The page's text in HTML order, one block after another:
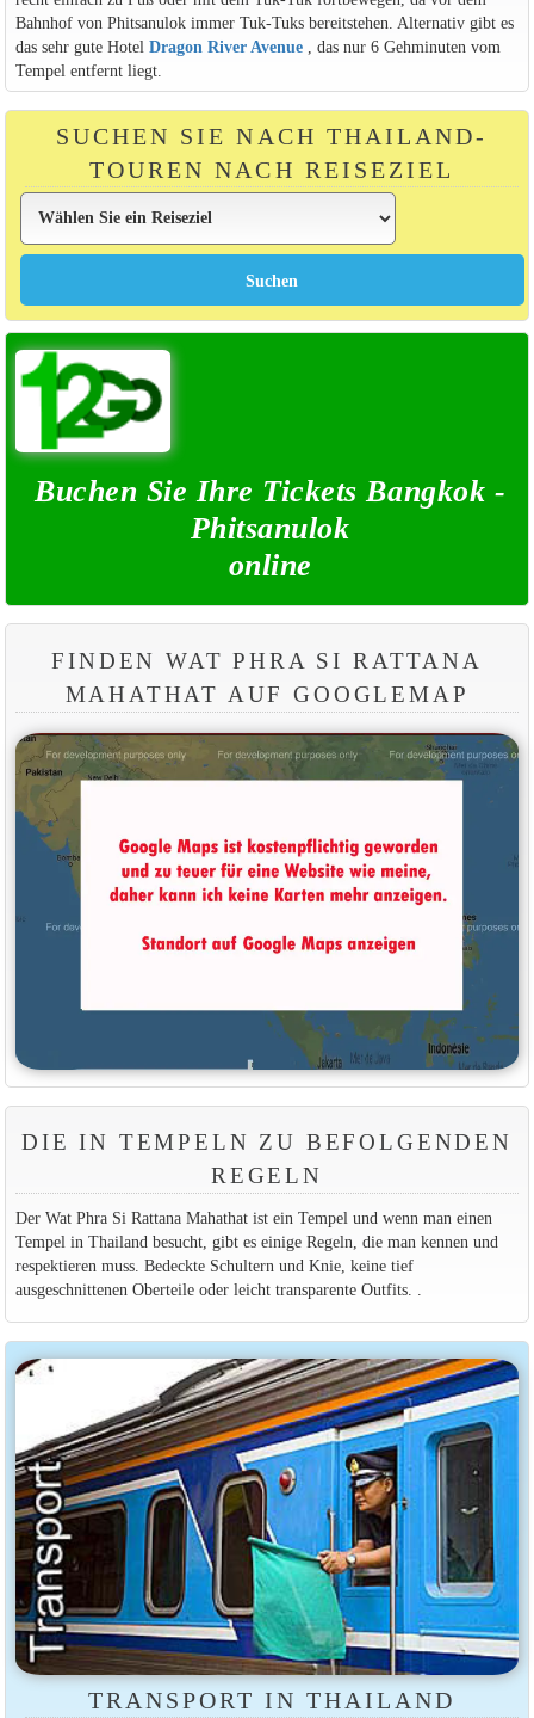
Bahnhof von Phitsanulok immer Tuk-Tuks bereitstehen. Alternativ gibt es
das sehr gute Hotel Dragon River Avenue
, das nur 6 Gehminuten vom
Tempel entfernt liegt.
SUCHEN SIE NACH THAILAND-
TOUREN NACH REISEZIEL
Buchen Sie Ihre Tickets Bangkok -
Phitsanulok
online
FINDEN WAT PHRA SI RATTANA
MAHATHAT AUF GOOGLEMAP
DIE IN TEMPELN ZU BEFOLGENDEN
REGELN
Der Wat Phra Si Rattana Mahathat ist ein Tempel und wenn man einen
Tempel in Thailand besucht, gibt es einige Regeln, die man kennen und
respektieren muss. Bedeckte Schultern und Knie, keine tief
ausgeschnittenen Oberteile oder leicht transparente Outfits. .
TRANSPORT IN THAILAND